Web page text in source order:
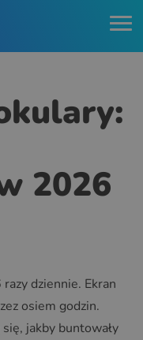
2026
dziennie. Ekran
osiem godzin.
jakby buntowały